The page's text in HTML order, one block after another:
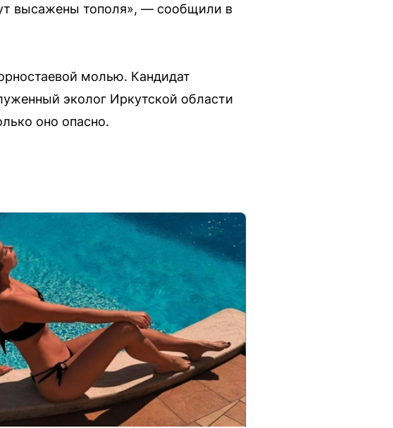
высажены тополя», — сообщили в
молью. Кандидат
эколог Иркутской области
оно опасно.